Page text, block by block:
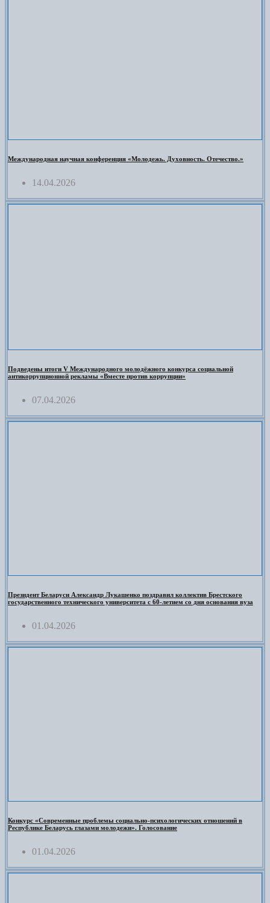
Международная научная конференция «Молодежь. Духовность. Отечество.»
14.04.2026
Подведены итоги V Международного молодёжного конкурса социальной
антикоррупционной рекламы «Вместе против коррупции»
07.04.2026
Президент Беларуси Александр Лукашенко поздравил коллектив Брестского
государственного технического университета с 60-летием со дня основания вуза
01.04.2026
Конкурс «Современные проблемы социально-психологических отношений в
Республике Беларусь глазами молодежи». Голосование
01.04.2026